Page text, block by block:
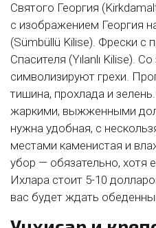
Святого Георгия
с изображением Георгия
(Sümbüllü Kilise). Фрески с
Спасителя (Yılanlı Kilise).
символизируют грехи.
тишина, прохлада и
жаркими, выжженными
нужна удобная, с
местами каменистая и
убор — обязательно, хотя
Ихлара стоит 5-10
вас будет ждать